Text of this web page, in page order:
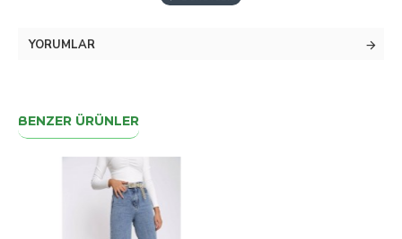
YORUMLAR
BENZER ÜRÜNLER